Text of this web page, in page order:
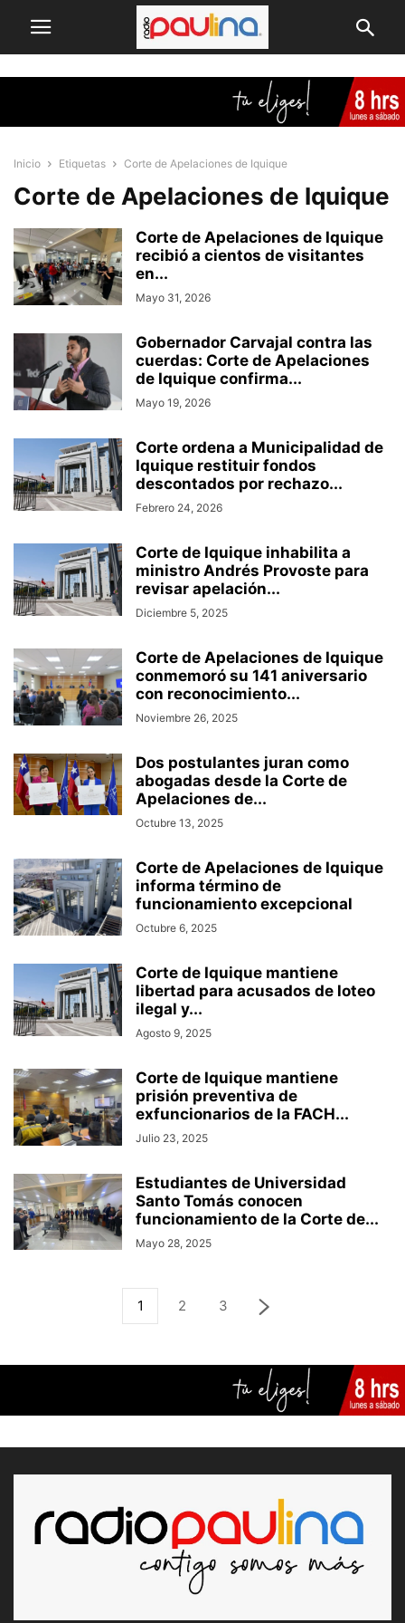
Inicio Etiquetas Corte de Apelaciones de Iquique
Corte de Apelaciones de Iquique
Corte de Apelaciones de Iquique
recibió a cientos de visitantes
en...
Mayo 31, 2026
Gobernador Carvajal contra las
cuerdas: Corte de Apelaciones
de Iquique confirma...
Mayo 19, 2026
Corte ordena a Municipalidad de
Iquique restituir fondos
descontados por rechazo...
Febrero 24, 2026
Corte de Iquique inhabilita a
ministro Andrés Provoste para
revisar apelación...
Diciembre 5, 2025
Corte de Apelaciones de Iquique
conmemoró su 141 aniversario
con reconocimiento...
Noviembre 26, 2025
Dos postulantes juran como
abogadas desde la Corte de
Apelaciones de...
Octubre 13, 2025
Corte de Apelaciones de Iquique
informa término de
funcionamiento excepcional
Octubre 6, 2025
Corte de Iquique mantiene
libertad para acusados de loteo
ilegal y...
Agosto 9, 2025
Corte de Iquique mantiene
prisión preventiva de
exfuncionarios de la FACH...
Julio 23, 2025
Estudiantes de Universidad
Santo Tomás conocen
funcionamiento de la Corte de...
Mayo 28, 2025
1 2 3